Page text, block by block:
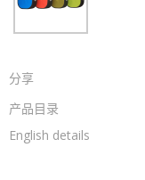
分享
产品目录
English details